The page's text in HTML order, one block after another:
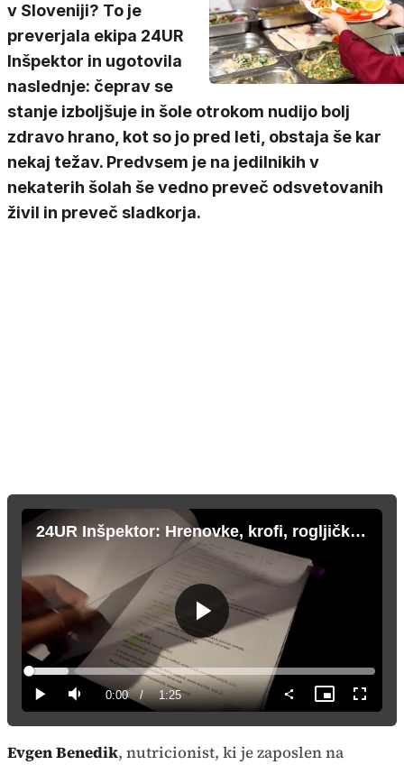
v Sloveniji? To je
preverjala ekipa 24UR
Inšpektor in ugotovila
naslednje: čeprav se
stanje izboljšuje in šole otrokom nudijo bolj
zdravo hrano, kot so jo pred leti, obstaja še kar
nekaj težav. Predvsem je na jedilnikih v
nekaterih šolah še vedno preveč odsvetovanih
živil in preveč sladkorja.
24UR Inšpektor: Hrenovke, krofi, rogljički, sokovi ...
Predvajaj
PredvajajTiho Current
Time
0:00 / Duration
1:25
Loaded:
11.57%
Slika
v
sliki
način
Evgen Benedik, nutricionist, ki je zaposlen na